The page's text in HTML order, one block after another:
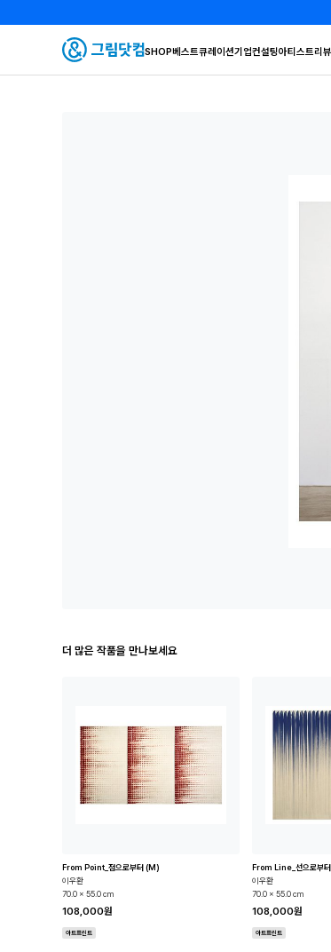
SHOP베스트큐레이션기업컨설팅아티스트리
더 많은 작품을 만나보세요
From Point_점으로부터 (M)
이우환
70.0 x 55.0 cm
108,000원
아트프린트
From Line_선으로부
이우환
70.0 x 55.0 cm
108,000원
아트프린트